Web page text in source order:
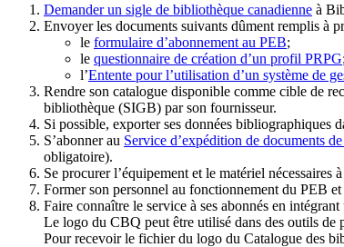
Demander un sigle de bibliothèque canadienne à
Envoyer les documents suivants dûment remplis à
le formulaire d’abonnement au PEB;
le questionnaire de création d’un profil PRPG;
l’Entente pour l’utilisation d’un système de
Rendre son catalogue disponible comme cible de
bibliothèque (SIGB) par son fournisseur.
Si possible, exporter ses données bibliographiques
S’abonner au Service d’expédition de documents
obligatoire).
Se procurer l’équipement et le matériel nécessaires
Former son personnel au fonctionnement du PEB
Faire connaître le service à ses abonnés en
Le logo du CBQ peut être utilisé dans des outils de
Pour recevoir le fichier du logo du Catalogue des